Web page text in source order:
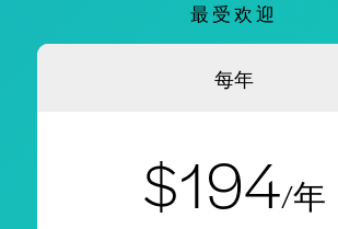
最受欢迎
每年
$194/年